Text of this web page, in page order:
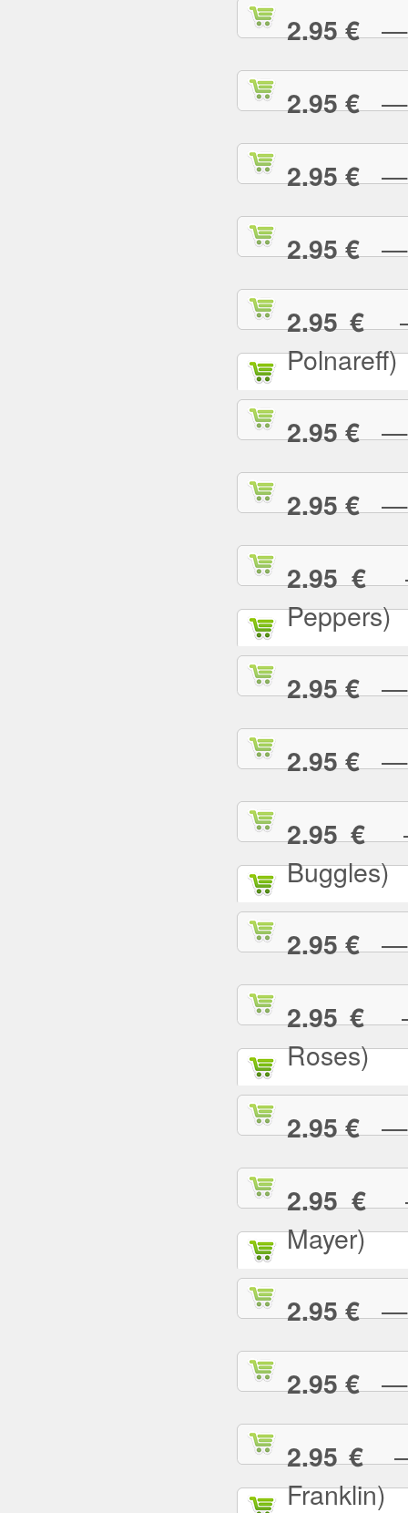
2.95 €—
2.95 €—
2.95 €—
2.95 €—
2.95 €—
Polnareff)
2.95 €—
2.95 €—
2.95 €—
Peppers)
2.95 €—
2.95 €—
2.95 €—
Buggles)
2.95 €—
2.95 €—
Roses)
2.95 €—
2.95 €—
Mayer)
2.95 €—
2.95 €—
2.95 €—
Franklin)